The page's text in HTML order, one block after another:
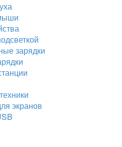
зарядки
экранов